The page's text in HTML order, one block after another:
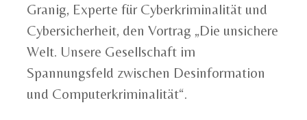
Granig, Experte für Cyberkriminalität und
Cybersicherheit, den Vortrag „Die unsichere
Welt. Unsere Gesellschaft im
Spannungsfeld zwischen Desinformation
und Computerkriminalität“.